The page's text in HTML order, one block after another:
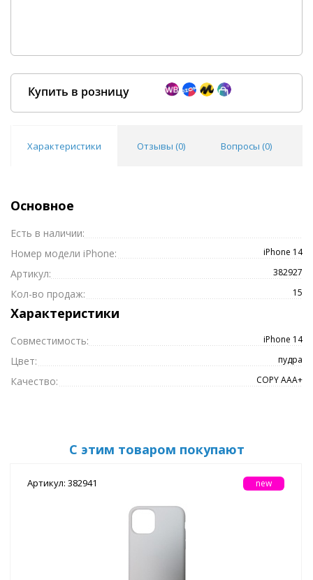
Купить в розницу
Характеристики Отзывы (0) Вопросы (0)
Основное
Есть в наличии:
Номер модели iPhone:
iPhone 14
Артикул: 382927
Кол-во продаж: 15
Характеристики
Совместимость: iPhone 14
Цвет: пудра
Качество: COPY ААА+
С этим товаром покупают
Артикул: 382941 new